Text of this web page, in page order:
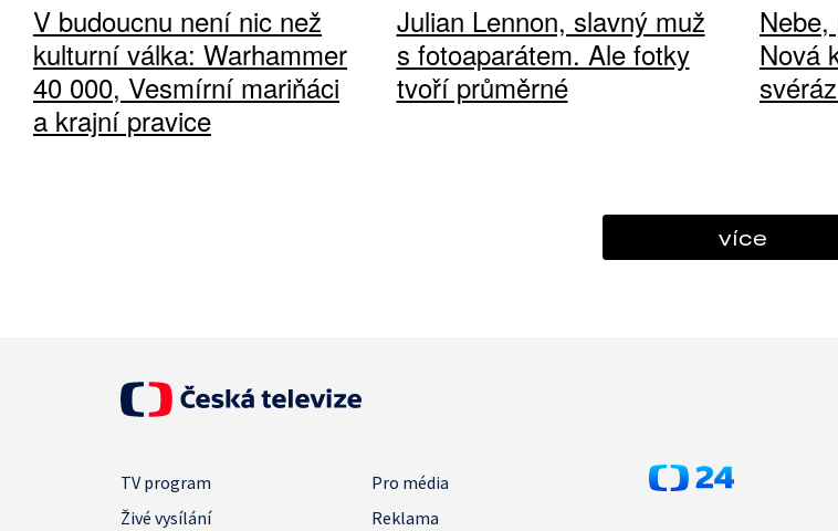
V budoucnu není nic než
kulturní válka: Warhammer
40 000, Vesmírní mariňáci
a krajní pravice
Julian Lennon, slavný muž
s fotoaparátem. Ale fotky
tvoří průměrné
Nová
více
TV program
Pro média
Živé vysílání
Reklama